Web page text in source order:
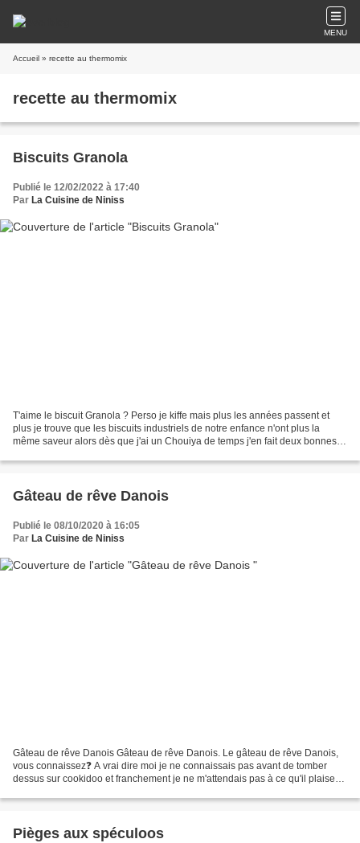
MENU
Accueil » recette au thermomix
recette au thermomix
Biscuits Granola
Publié le 12/02/2022 à 17:40
Par La Cuisine de Niniss
T'aime le biscuit Granola ? Perso je kiffe mais plus les années passent et
plus je trouve que les biscuits industriels de notre enfance n'ont plus la
même saveur alors dès que j'ai un Chouiya de temps j'en fait deux bonnes
Gâteau de rêve Danois
Publié le 08/10/2020 à 16:05
Par La Cuisine de Niniss
Gâteau de rêve Danois Gâteau de rêve Danois. Le gâteau de rêve Danois,
vous connaissez❓ A vrai dire moi je ne connaissais pas avant de tomber
dessus sur cookidoo et franchement je ne m'attendais pas à ce qu'il plaise
Pièges aux spéculoos